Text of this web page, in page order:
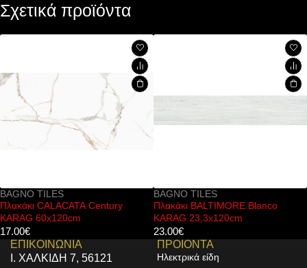
Σχετικά προϊόντα
BAGNO TILES
Πλακάκι BALTIMORE Blanco
KARAG 23,3x120cm
23.00
BAGNO TILES
Πλακάκι KOKE Mix Gris Mate
KARAG 20x60cm
25.00
ΕΠΙΚΟΙΝΩΝΙΑ
Ι. ΧΑΛΚΙΔΗ 7, 56121
ΠΡΟΙΟΝΤΑ
Ηλεκτρικά είδη